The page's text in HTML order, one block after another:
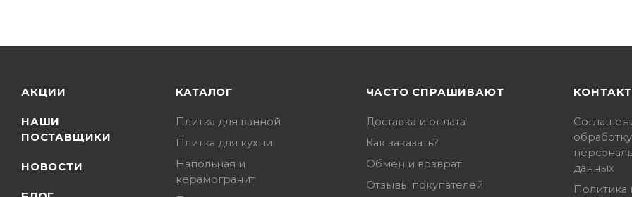
АКЦИИ
НАШИ
ПОСТАВЩИКИ
НОВОСТИ
КАТАЛОГ
Плитка для ванной
Плитка для кухни
Напольная и
керамогранит
ЧАСТО СПРАШИВАЮТ
Доставка и оплата
Как заказать?
Обмен и возврат
Отзывы покупателей
обработку
данных
Политика